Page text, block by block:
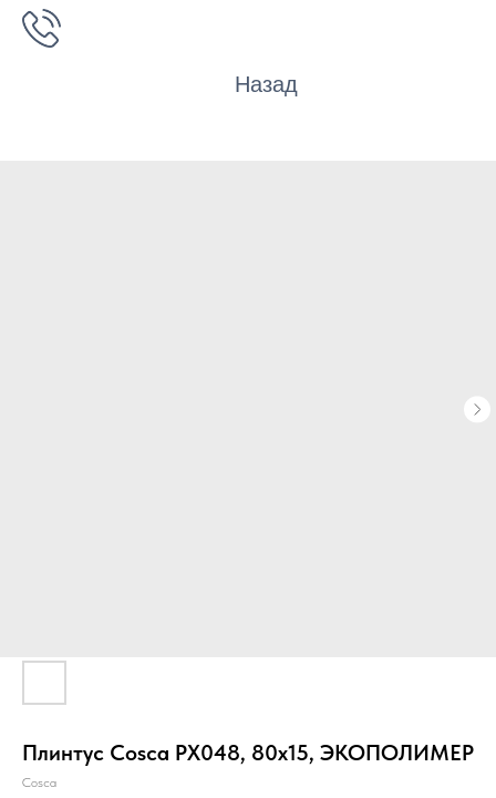
Назад
Плинтус Cosca PX048, 80х15, ЭКОПОЛИМЕР
Cosca